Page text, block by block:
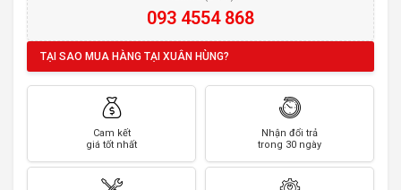
093 4554 868
TẠI SAO MUA HÀNG TẠI XUÂN HÙNG?
Cam kết
giá tốt nhất
Nhận đổi trả
trong 30 ngày